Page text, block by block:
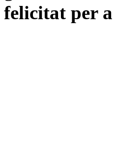
felicitat per